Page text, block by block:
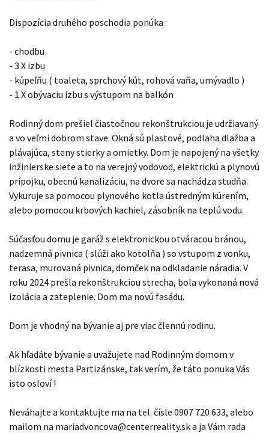
Dispozícia druhého poschodia ponúka :
- chodbu
- 3 X izbu
- kúpeľňu ( toaleta, sprchový kút, rohová vaňa, umývadlo )
- 1 X obývaciu izbu s výstupom na balkón
Rodinný dom prešiel čiastočnou rekonštrukciou je udržiavaný
a vo veľmi dobrom stave. Okná sú plastové, podlaha dlažba a
plávajúca, steny stierky a omietky. Dom je napojený na všetky
inžinierske siete a to na verejný vodovod, elektrickú a plynovú
prípojku, obecnú kanalizáciu, na dvore sa nachádza studňa.
Vykuruje sa pomocou plynového kotla ústredným kúrením,
alebo pomocou krbových kachiel, zásobník na teplú vodu.
Súčasťou domu je garáž s elektronickou otváracou bránou,
nadzemná pivnica ( slúži ako kotolňa ) so vstupom z vonku,
terasa, murovaná pivnica, domček na odkladanie náradia. V
roku 2024 prešla rekonštrukciou strecha, bola vykonaná nová
izolácia a zateplenie. Dom ma novú fasádu.
Dom je vhodný na bývanie aj pre viac člennú rodinu.
Ak hľadáte bývanie a uvažujete nad Rodinným domom v
blízkosti mesta Partizánske, tak verím, že táto ponuka Vás
isto osloví !
Neváhajte a kontaktujte ma na tel. čísle 0907 720 633, alebo
mailom na mariadvoncova@centerreality.sk a ja Vám rada